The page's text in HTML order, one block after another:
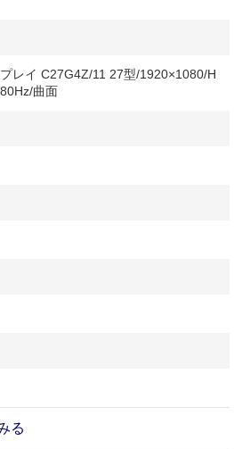
レイ C27G4Z/11 27型/1920×1080/H
曲面
る